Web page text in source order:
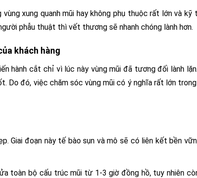
xung quanh mũi hay không phụ thuộc rất lớn và kỹ
phẫu thuật thì vết thương sẽ nhanh chóng lành hơn.
khách hàng
hành cắt chỉ vì lúc này vùng mũi đã tương đối lành
Do đó, việc chăm sóc vùng mũi có ý nghĩa rất lớn
Giai đoạn này tế bào sụn và mô sẽ có liên kết bền
toàn bộ cấu trúc mũi từ 1-3 giờ đồng hồ, tuy nhiên